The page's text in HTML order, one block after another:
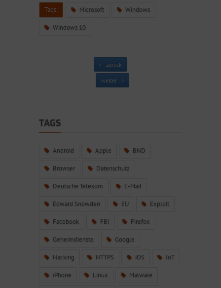
Tags: Microsoft Windows
Windows 10
zurück
weiter
TAGS
Android Apple BND
Browser Datenschutz
Deutsche Telekom E-Mail
Edward Snowden EU Exploit
Facebook FBI Firefox
Geheimdienste Google
Hacking HTTPS iOS IoT
iPhone Linux Malware